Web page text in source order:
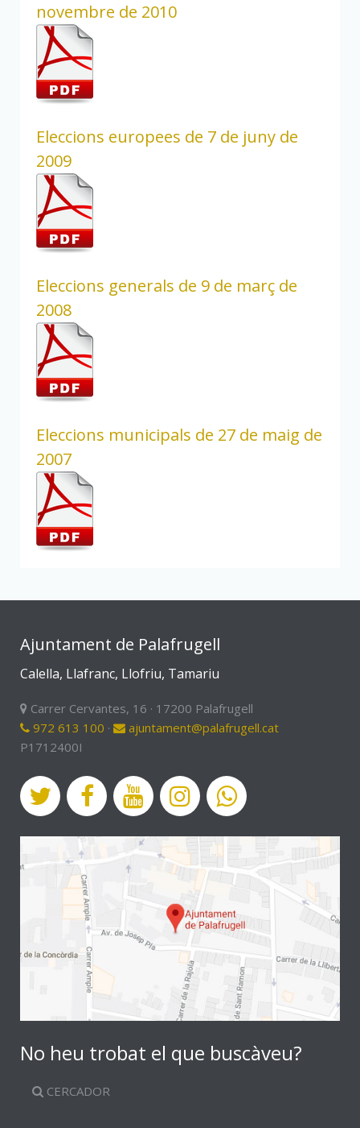
novembre de 2010
Eleccions europees de 7 de juny de
2009
Eleccions generals de 9 de març de
2008
Eleccions municipals de 27 de maig de
2007
Ajuntament de Palafrugell
Calella, Llafranc, Llofriu, Tamariu
Carrer Cervantes, 16 · 17200 Palafrugell
972 613 100 ·
ajuntament@palafrugell.cat
P1712400I
No heu trobat el que buscàveu?
CERCADOR